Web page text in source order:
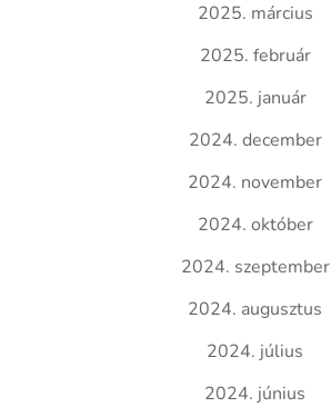
2025. március
2025. február
2025. január
2024. december
2024. november
2024. október
2024. szeptember
2024. augusztus
2024. július
2024. június